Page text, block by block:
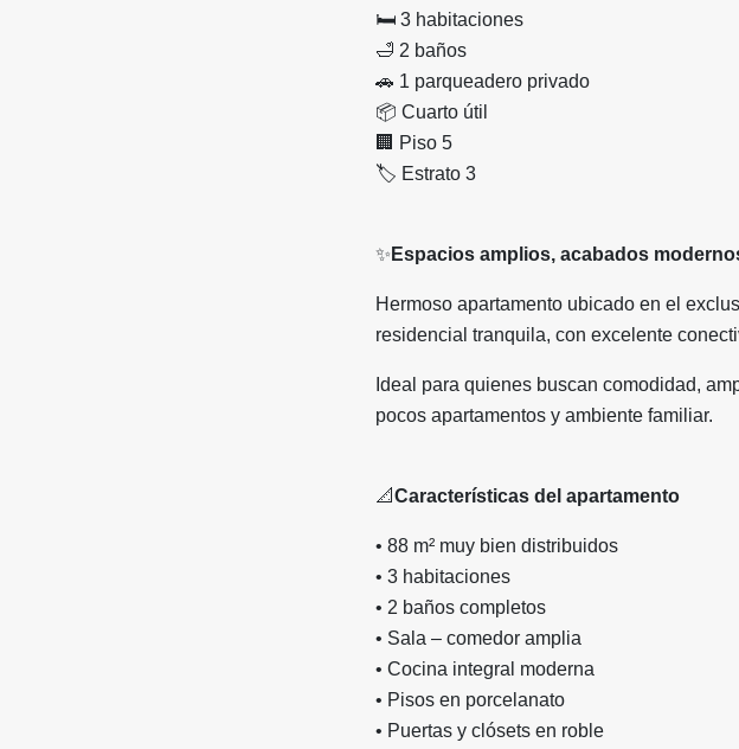
🛏 ️ 3 habitaciones
🛁 2 baños
🚗 1 parqueadero privado
📦 Cuarto útil
🏢 Piso 5
🏷 ️ Estrato 3
✨ Espacios amplios, acabados
Hermoso apartamento ubicado en el
residencial tranquila, con excelente
Ideal para quienes buscan comodidad,
pocos apartamentos y ambiente familiar.
📐Características del apartamento
• 88 m² muy bien distribuidos
• 3 habitaciones
• 2 baños completos
• Sala – comedor amplia
• Cocina integral moderna
• Pisos en porcelanato
• Puertas y clósets en roble